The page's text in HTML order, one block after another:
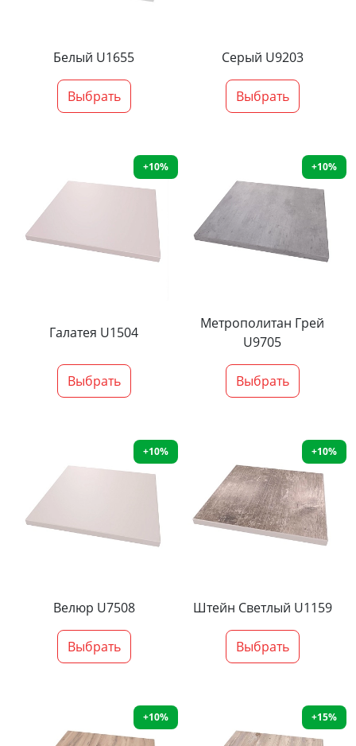
Белый U1655
Выбрать
Серый U9203
Выбрать
+10%
Галатея U1504
Выбрать
+10%
Метрополитан Грей
U9705
Выбрать
+10%
Велюр U7508
Выбрать
+10%
Штейн Светлый U1159
Выбрать
+10% +15%